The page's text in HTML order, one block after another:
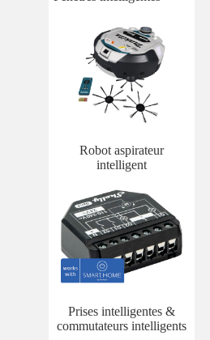
Robot aspirateur
intelligent
Prises intelligentes &
commutateurs intelligents